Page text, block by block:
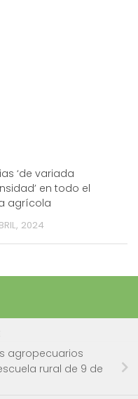
‘de variada
en todo el
agrícola
2024
agropecuarios
rural de 9 de